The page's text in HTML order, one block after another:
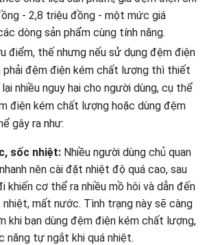
- 2,8 triệu đồng - một mức giá
dòng sản phẩm cùng tính năng.
điểm, thế nhưng nếu sử dụng đệm điện
phải đệm điện kém chất lượng thì thiết
nhiều nguy hại cho người dùng, cụ thể
điện kém chất lượng hoặc dùng đệm
gây ra như:
sốc nhiệt: Nhiều người dùng chủ quan
nên cài đặt nhiệt độ quá cao, sau
khiến cơ thể ra nhiều mồ hôi và dẫn đến
mất nước. Tình trạng này sẽ càng
khi bạn dùng đệm điện kém chất lượng,
năng tự ngắt khi quá nhiệt.